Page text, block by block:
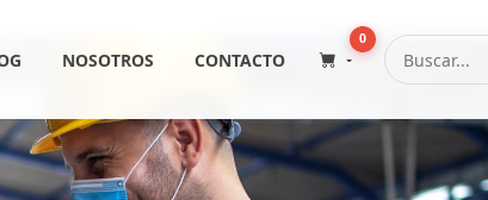
NOSOTROS CONTACTO
0